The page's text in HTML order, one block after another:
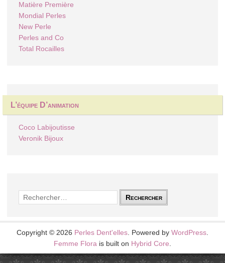
Matière Première
Mondial Perles
New Perle
Perles and Co
Total Rocailles
L’équipe D’animation
Coco Labijoutisse
Veronik Bijoux
Rechercher :
Copyright © 2026 Perles Dent'elles . Powered by WordPress
Femme Flora is built on Hybrid Core